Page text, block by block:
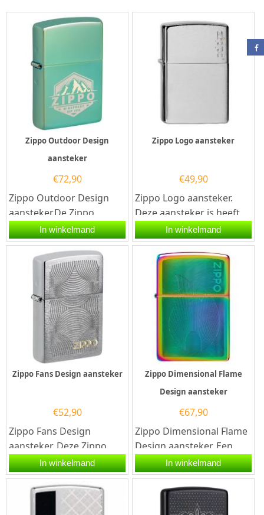
Zippo Outdoor Design
aansteker
€72,90
Zippo Outdoor Design
aansteker.De Zippo
Outdoor Design
aansteker heeft een
hoogglans groene...
In winkelmand
Zippo Logo aansteker
€49,90
Zippo Logo aansteker.
Deze aansteker is heeft
een brushed chrome
finish en aan de voorzijde
van...
In winkelmand
Zippo Fans Design aansteker
€52,90
Zippo Fans Design
aansteker. Deze Zippo
benzineaansteker
is geborsteld chrome
afgewerkt...
In winkelmand
Zippo Dimensional Flame
Design aansteker
€67,90
Zippo Dimensional Flame
Design aansteker. Een
Multi color aansteker met
een auto gravuren van
In winkelmand